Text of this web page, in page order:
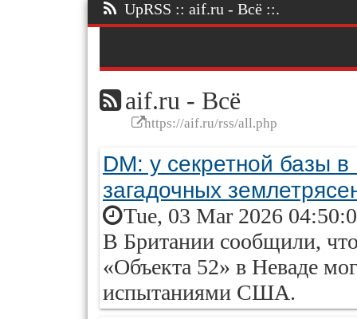
UpRSS :: aif.ru - Всё ::.
aif.ru - Всё
https://aif.ru/rss/all.php
DM: у секретной базы
загадочных
Tue, 03 Mar 2026
В Британии сообщили, что
«Объекта 52» в Неваде
испытаниями США.